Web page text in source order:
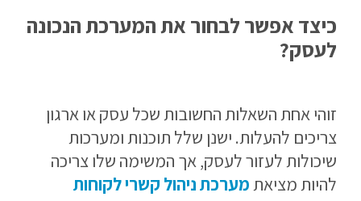
כיצד אפשר לבחור את המערכת הנכונה
לעסק?
זוהי אחת השאלות החשובות שכל עסק או ארגון
צריכים להעלות. ישנן שלל תוכנות ומערכות
שיכולות לעזור לעסק, אך המשימה שלו צריכה
להיות מציאתמערכת ניהול קשרי לקוחות